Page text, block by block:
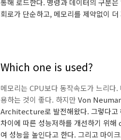
통해 로드한다. 명령과 데이터의 구분
회로가 단순하고, 메모리를 제약없이
Which one is used?
메모리는 CPU보다 동작속도가 느리
용하는 것이 좋다. 하지만 Von
Architecture로 발전해왔다. 그렇다고
차이에 따른 성능저하를 개선하기 위
여 성능을 높인다고 한다. 그리고 마이